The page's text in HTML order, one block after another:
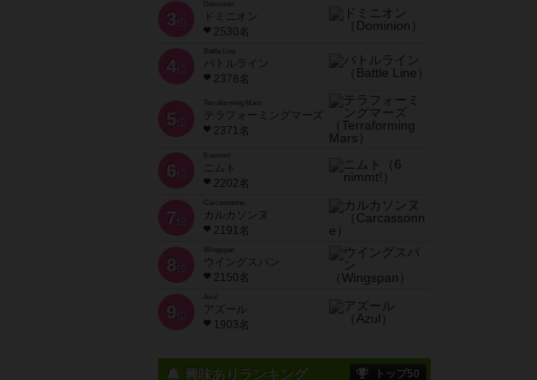
3 位
ドミニオン
2530名
4位
Battle Line
バトルライン
2378名
5 位
Terraforming Mars
テラフォーミングマーズ
2371名
6 位
ニムト
2202名
7 位
Carcassonne
カルカソンヌ
2191名
8 位
Wingspan
ウイングスパン
2150名
9 位
Azul
アズール
1903名
興味ありランキング トップ50